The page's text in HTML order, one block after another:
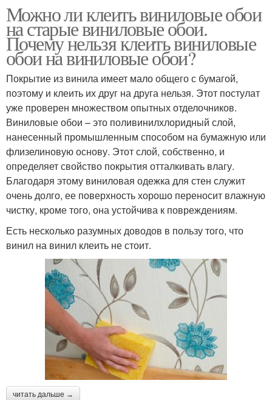
Можно ли клеить виниловые обои
на старые виниловые обои.
Почему нельзя клеить виниловые
обои на виниловые обои?
Покрытие из винила имеет мало общего с бумагой,
поэтому и клеить их друг на друга нельзя. Этот постулат
уже проверен множеством опытных отделочников.
Виниловые обои – это поливинилхлоридный слой,
нанесенный промышленным способом на бумажную или
флизелиновую основу. Этот слой, собственно, и
определяет свойство покрытия отталкивать влагу.
Благодаря этому виниловая одежка для стен служит
очень долго, ее поверхность хорошо переносит влажную
чистку, кроме того, она устойчива к повреждениям.
Есть несколько разумных доводов в пользу того, что
винил на винил клеить не стоит.
читать дальше →